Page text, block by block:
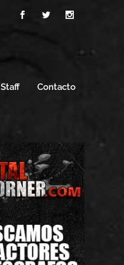
Staff Contacto